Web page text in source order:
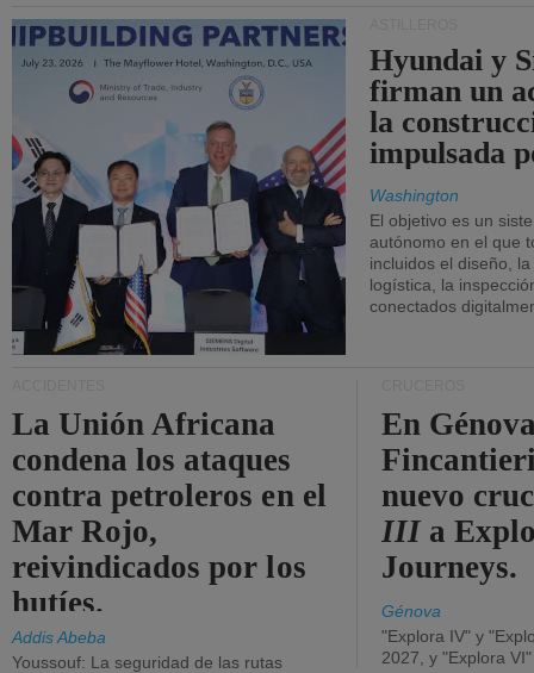
Hyundai y
firman un
la
impulsada
Washington
El objetivo es un
autónomo en el que
incluidos el diseño,
logística, la
conectados
La Unión Africana
condena los ataques
contra petroleros en el
Mar Rojo,
reivindicados por los
hutíes.
Addis Abeba
Youssouf: La seguridad de las rutas
En
nuevo
III a
Journeys.
Génova
"Explora IV" y
2027, y "Explora